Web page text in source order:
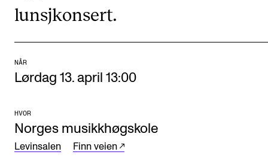
Salane våre
FORSKNING
CREMAH
NordART
lunsjkonsert.
NÅR
Lørdag 13. april 13:00
HVOR
Norges musikkhøgskole
Levinsalen Finn veien